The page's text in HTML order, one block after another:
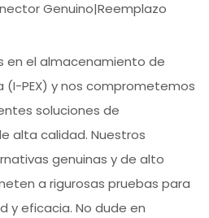
Genuino|Reemplazo
en el almacenamiento de
PEX) y nos comprometemos
soluciones de
alta calidad. Nuestros
genuinas y de alto
a rigurosas pruebas para
y eficacia. No dude en